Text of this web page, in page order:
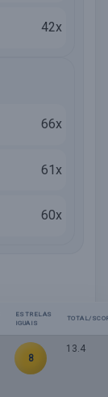
42x
66x
61x
60x
ESTRELAS
IGUAIS
TOTAL/
8
13.4